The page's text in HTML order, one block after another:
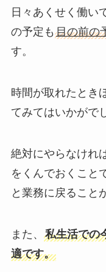
日々あくせく働い
の予定も 目の前の
す。
時間が取れたとき
てみてはいかがで
絶対にやらなけれ
をくんでおくこと
と業務に戻ること
また、 私生活での
適です。